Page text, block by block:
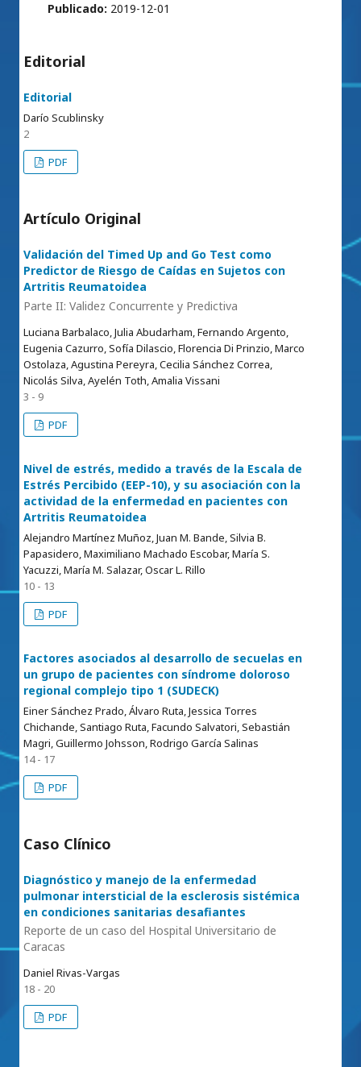
Publicado: 2019-12-01
Editorial
Editorial
Darío Scublinsky
2
PDF
Artículo Original
Validación del Timed Up and Go Test como
Predictor de Riesgo de Caídas en Sujetos con
Artritis Reumatoidea
Parte II: Validez Concurrente y Predictiva
Luciana Barbalaco, Julia Abudarham, Fernando Argento,
Eugenia Cazurro, Sofía Dilascio, Florencia Di Prinzio, Marco
Ostolaza, Agustina Pereyra, Cecilia Sánchez Correa,
Nicolás Silva, Ayelén Toth, Amalia Vissani
3 - 9
PDF
Nivel de estrés, medido a través de la Escala de
Estrés Percibido (EEP-10), y su asociación con la
actividad de la enfermedad en pacientes con
Artritis Reumatoidea
Alejandro Martínez Muñoz, Juan M. Bande, Silvia B.
Papasidero, Maximiliano Machado Escobar, María S.
Yacuzzi, María M. Salazar, Oscar L. Rillo
10 - 13
PDF
Factores asociados al desarrollo de secuelas en
un grupo de pacientes con síndrome doloroso
regional complejo tipo 1 (SUDECK)
Einer Sánchez Prado, Álvaro Ruta, Jessica Torres
Chichande, Santiago Ruta, Facundo Salvatori, Sebastián
Magri, Guillermo Johsson, Rodrigo García Salinas
14 - 17
PDF
Caso Clínico
Diagnóstico y manejo de la enfermedad
pulmonar intersticial de la esclerosis sistémica
en condiciones sanitarias desafiantes
Reporte de un caso del Hospital Universitario de
Caracas
Daniel Rivas-Vargas
18 - 20
PDF